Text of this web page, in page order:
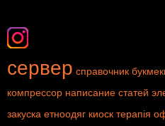
сервер справочник
компрессор написание статей
закуска етноодяг киоск терапія